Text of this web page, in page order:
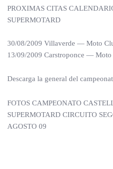
PROXIMAS CITAS
SUPERMOTARD
30/08/2009 Villaverde — Moto
13/09/2009 Carstroponce — Moto
Descarga la general del
FOTOS CAMPEONATO
SUPERMOTARD CIRCUITO
AGOSTO 09